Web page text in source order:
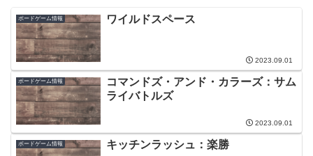
ボードゲーム情報 ワイルドスペース
2023.09.01
ボードゲーム情報
コマンドズ・アンド・カラーズ：サム
ライバトルズ
2023.09.01
ボードゲーム情報 キッチンラッシュ：楽勝